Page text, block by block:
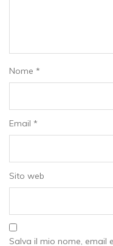
Nome *
Email *
Sito web
Salva il mio nome, email